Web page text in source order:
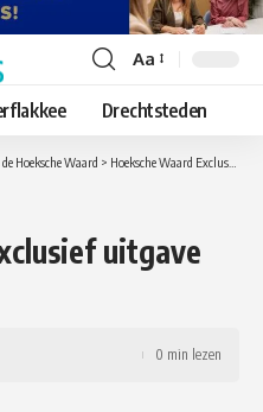
Lettergrootte
aanpassen
Aa
Drechtsteden
Hoeksche Waard > Hoeksche Waard Exclusief
uitgave
0 min lezen